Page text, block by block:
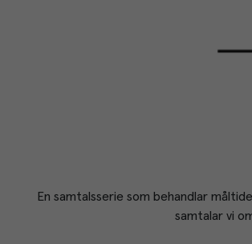
En samtalsserie som behandlar
samtalar vi